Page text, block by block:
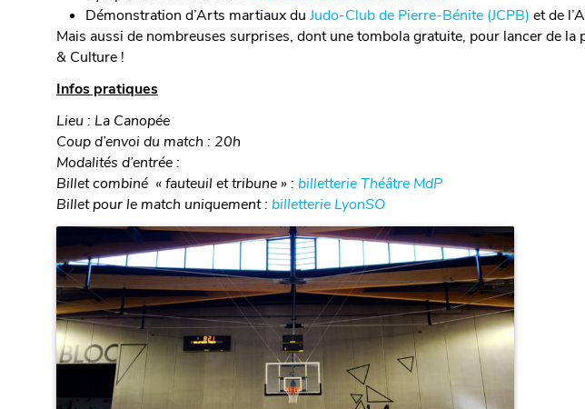
Démonstration d’Arts martiaux du Judo-Club de Pierre-Bénite (JCPB) et de
Mais aussi de nombreuses surprises, dont une tombola gratuite, pour lancer de
& Culture !
Infos pratiques
Lieu : La Canopée
Coup d’envoi du match : 20h
Modalités d’entrée :
Billet combiné « fauteuil et tribune » : billetterie Théâtre MdP
Billet pour le match uniquement : billetterie LyonSO